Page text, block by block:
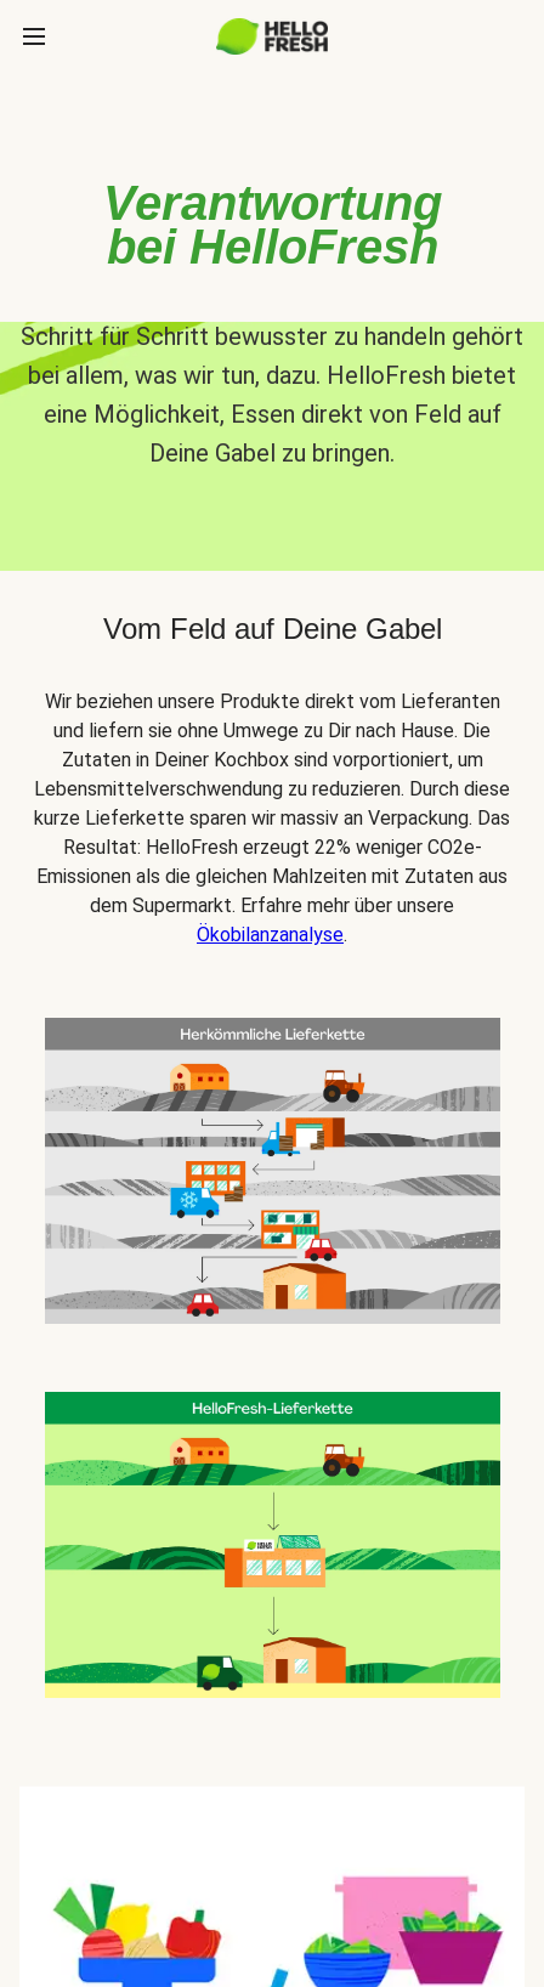
Verantwortung
bei HelloFresh
Schritt für Schritt bewusster zu handeln gehört
bei allem, was wir tun, dazu. HelloFresh bietet
eine Möglichkeit, Essen direkt von Feld auf
Deine Gabel zu bringen.
Vom Feld auf Deine Gabel
Wir beziehen unsere Produkte direkt vom Lieferanten
und liefern sie ohne Umwege zu Dir nach Hause. Die
Zutaten in Deiner Kochbox sind vorportioniert, um
Lebensmittelverschwendung zu reduzieren. Durch diese
kurze Lieferkette sparen wir massiv an Verpackung. Das
Resultat: HelloFresh erzeugt 22% weniger CO2e-
Emissionen als die gleichen Mahlzeiten mit Zutaten aus
dem Supermarkt. Erfahre mehr über unsere
Ökobilanzanalyse.